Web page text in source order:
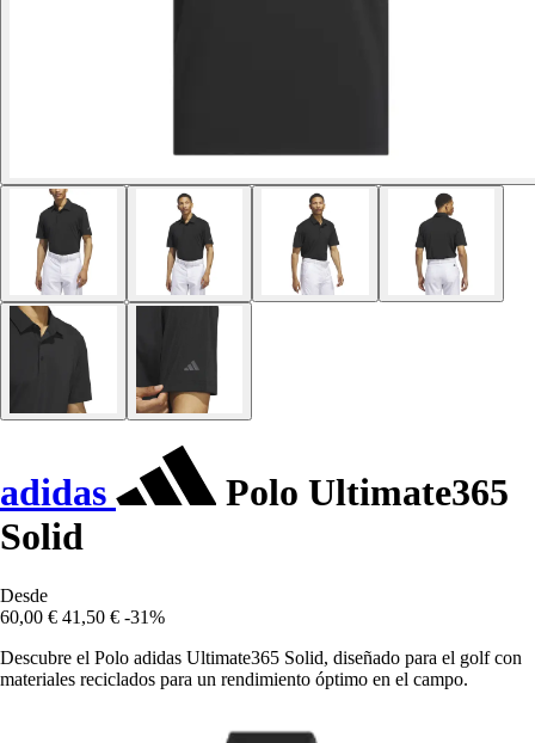
adidas
Polo Ultimate365
Solid
Desde
60,00 € 41,50 € -31%
Descubre el Polo adidas Ultimate365 Solid, diseñado para el golf con
materiales reciclados para un rendimiento óptimo en el campo.